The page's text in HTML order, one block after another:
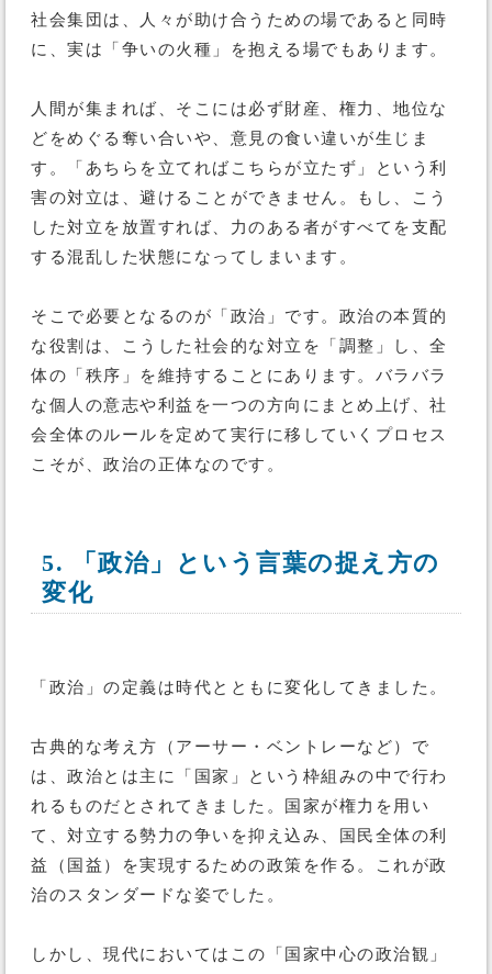
社会集団は、人々が助け合うための場であると同時
に、実は「争いの火種」を抱える場でもあります。
人間が集まれば、そこには必ず財産、権力、地位な
どをめぐる奪い合いや、意見の食い違いが生じま
す。「あちらを立てればこちらが立たず」という利
害の対立は、避けることができません。もし、こう
した対立を放置すれば、力のある者がすべてを支配
する混乱した状態になってしまいます。
そこで必要となるのが「政治」です。政治の本質的
な役割は、こうした社会的な対立を「調整」し、全
体の「秩序」を維持することにあります。バラバラ
な個人の意志や利益を一つの方向にまとめ上げ、社
会全体のルールを定めて実行に移していくプロセス
こそが、政治の正体なのです。
5. 「政治」という言葉の捉え方の
変化
「政治」の定義は時代とともに変化してきました。
古典的な考え方（アーサー・ベントレーなど）で
は、政治とは主に「国家」という枠組みの中で行わ
れるものだとされてきました。国家が権力を用い
て、対立する勢力の争いを抑え込み、国民全体の利
益（国益）を実現するための政策を作る。これが政
治のスタンダードな姿でした。
しかし、現代においてはこの「国家中心の政治観」